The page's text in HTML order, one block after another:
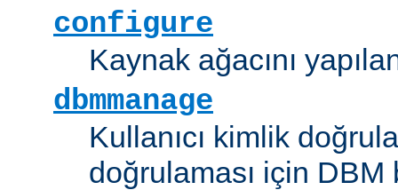
configure
Kaynak ağacını
dbmmanage
Kullanıcı kimlik
doğrulaması için